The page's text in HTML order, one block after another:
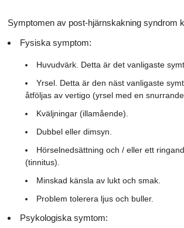
Symptomen av post-hjärnskakning syndrom
Fysiska symptom:
Huvudvärk. Detta är det vanligaste
Yrsel. Detta är den näst vanligaste
åtföljas av vertigo (yrsel med en
Kväljningar (illamående).
Dubbel eller dimsyn.
Hörselnedsättning och / eller ett
(tinnitus).
Minskad känsla av lukt och smak.
Problem tolerera ljus och buller.
Psykologiska symtom: